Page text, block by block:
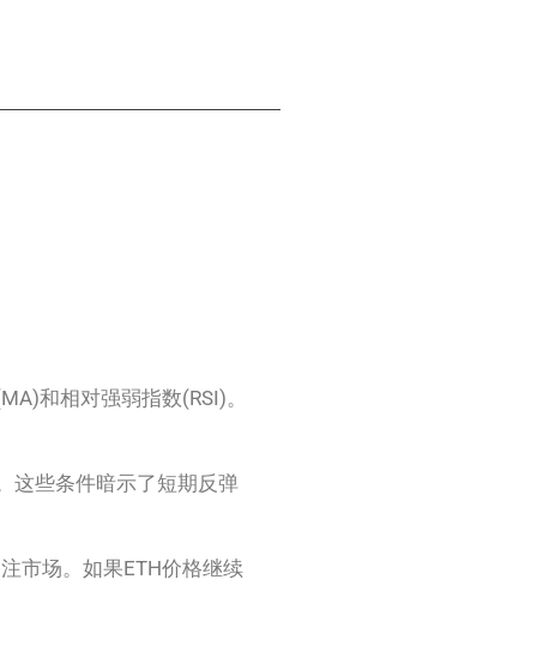
和相对强弱指数(RSI)。
这些条件暗示了短期反弹
市场。如果ETH价格继续